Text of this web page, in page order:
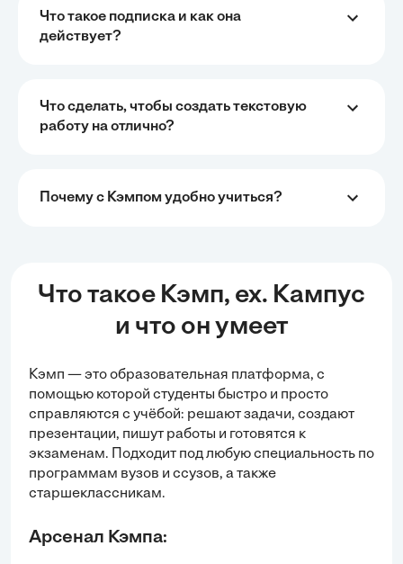
Что такое подписка и как она
действует?
Что сделать, чтобы создать текстовую
работу на отлично?
Почему с Кэмпом удобно учиться?
Что такое Кэмп, ex. Кампус
и что он умеет
Кэмп — это образовательная платформа, с
помощью которой студенты быстро и просто
справляются с учёбой: решают задачи, создают
презентации, пишут работы и готовятся к
экзаменам. Подходит под любую специальность по
программам вузов и ссузов, а также
старшеклассникам.
Арсенал Кэмпа: